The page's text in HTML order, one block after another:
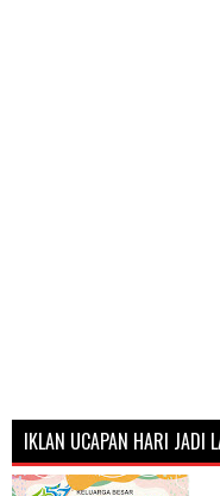
IKLAN UCAPAN HARI JADI